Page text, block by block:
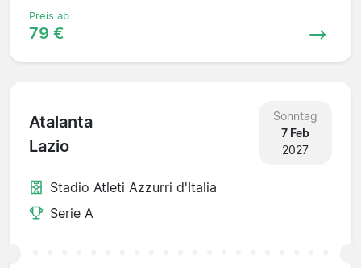
Preis ab
79 €
Atalanta
Lazio
Sonntag
7 Feb
2027
Stadio Atleti Azzurri d'Italia
Serie A